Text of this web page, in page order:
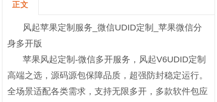
正文
风起苹果定制服务_微信UDID定制_苹果微信分
身多开版
苹果风起定制-微信多开服务，风起V6UDID定制
高端之选，源码源包保障品质，超强防封稳定运行。
全场景适配各类需求，支持无限多开，多款软件包应